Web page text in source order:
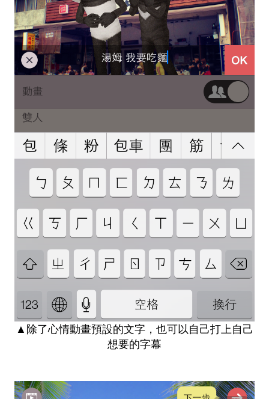
▲除了心情動畫預設的文字，也可以自己打上自己
想要的字幕